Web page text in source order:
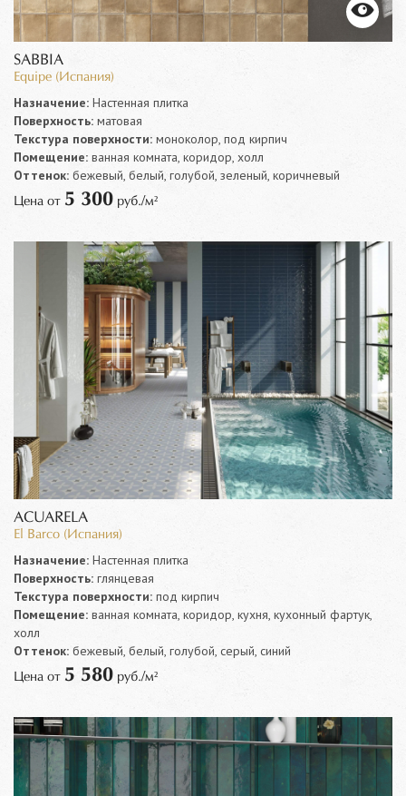
SABBIA
Equipe (Испания)
Назначение: Настенная плитка
Поверхность: матовая
Текстура поверхности: моноколор, под кирпич
Помещение: ванная комната, коридор, холл
Оттенок: бежевый, белый, голубой, зеленый, коричневый
Цена от 5 300 руб./м²
ACUARELA
El Barco (Испания)
Назначение: Настенная плитка
Поверхность: глянцевая
Текстура поверхности: под кирпич
Помещение: ванная комната, коридор, кухня, кухонный фартук,
холл
Оттенок: бежевый, белый, голубой, серый, синий
Цена от 5 580 руб./м²